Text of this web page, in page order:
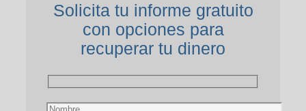
Solicita tu informe gratuito
con opciones para
recuperar tu dinero